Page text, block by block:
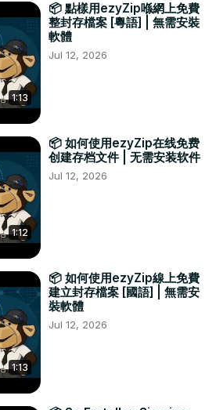
1:13
📦 點樣用ezyZip喺網上免費
整封存檔案 [粵語] | 無需安裝
軟體
Jul 12, 2026
1:12
📦 如何使用ezyZip在线免费
创建存档文件 | 无需安装软件
Jul 12, 2026
1:13
📦 如何使用ezyZip線上免費
建立封存檔案 [國語] | 無需安
裝軟體
Jul 12, 2026